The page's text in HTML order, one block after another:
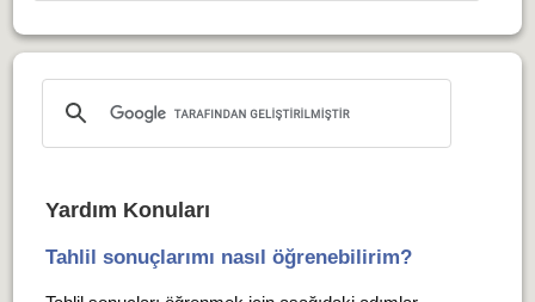
Yardım Konuları
Tahlil sonuçlarımı nasıl öğrenebilirim?